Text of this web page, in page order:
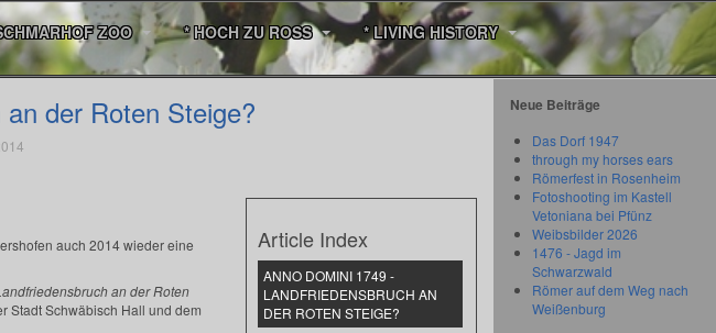
ZOO * HOCH ZU ROSS * LIVING HISTORY
der Roten Steige?
Article Index
ANNO DOMINI 1749 -
LANDFRIEDENSBRUCH AN
DER ROTEN STEIGE?
auch 2014 wieder eine
an der Roten
Stadt Schwäbisch Hall und dem
Neue Beiträge
Das Dorf 1947
through my horses ears
Römerfest in Rosenheim
Fotoshooting im Kastell
Vetoniana bei Pfünz
Weibsbilder 2026
1476 - Jagd im
Schwarzwald
Römer auf dem Weg nach
Weißenburg